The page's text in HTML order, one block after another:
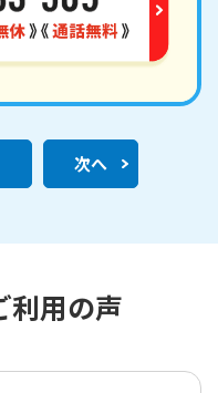
次へ
利用の声